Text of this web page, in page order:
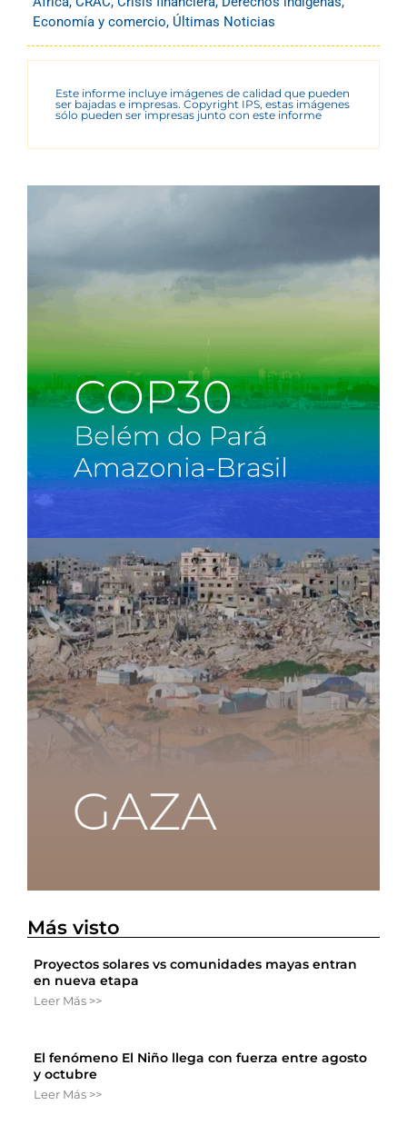
Economía y comercio, Últimas Noticias
Este informe incluye imágenes de calidad que pueden
ser bajadas e impresas. Copyright IPS, estas imágenes
sólo pueden ser impresas junto con este informe
Más visto
Proyectos solares vs comunidades mayas entran
en nueva etapa
Leer Más >>
El fenómeno El Niño llega con fuerza entre agosto
y octubre
Leer Más >>